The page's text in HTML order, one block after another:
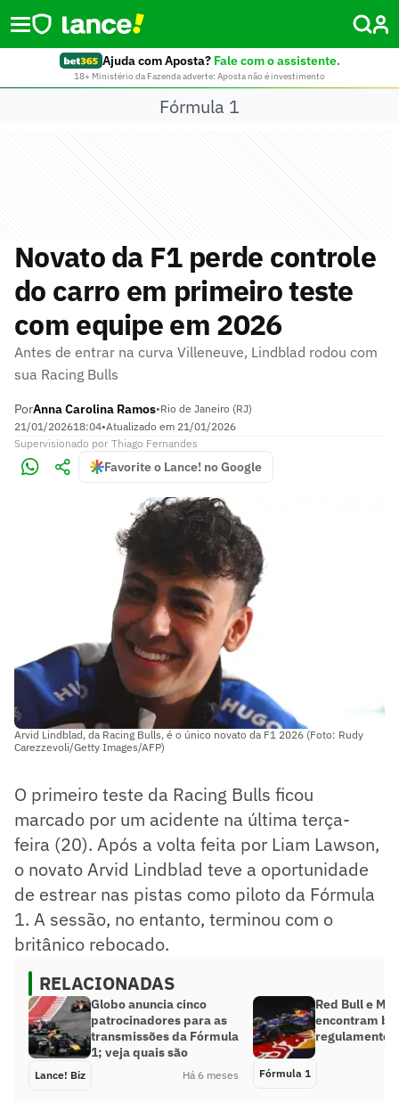
Ajuda com Aposta? Fale com o assistente.
18+ Ministério da Fazenda adverte: Aposta não é investimento
Fórmula 1
Novato da F1 perde controle
do carro em primeiro teste
com equipe em 2026
Antes de entrar na curva Villeneuve, Lindblad rodou com
sua Racing Bulls
PorAnna Carolina Ramos•Rio de Janeiro (RJ)
21/01/202618:04•Atualizado em 21/01/2026
Supervisionado por Thiago Fernandes
Favorite o Lance! no Google
Arvid Lindblad, da Racing Bulls, é o único novato da F1 2026 (Foto: Rudy
Carezzevoli/Getty Images/AFP)
O primeiro teste da Racing Bulls ficou
marcado por um acidente na última terça-
feira (20). Após a volta feita por Liam Lawson,
o novato Arvid Lindblad teve a oportunidade
de estrear nas pistas como piloto da Fórmula
1. A sessão, no entanto, terminou com o
britânico rebocado.
RELACIONADAS
Globo anuncia cinco
patrocinadores para as
transmissões da Fórmula
1; veja quais são
Lance! Biz Há 6 meses
Red Bull e
encontram
regulamento
Fórmula 1